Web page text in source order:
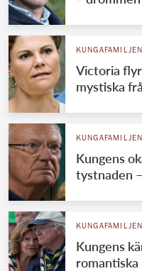
KUNGAFAMILJEN
Victoria
mystiska
KUNGAFAMILJEN
Kungens
tystnaden
KUNGAFAMILJEN
Kungens
romantiska